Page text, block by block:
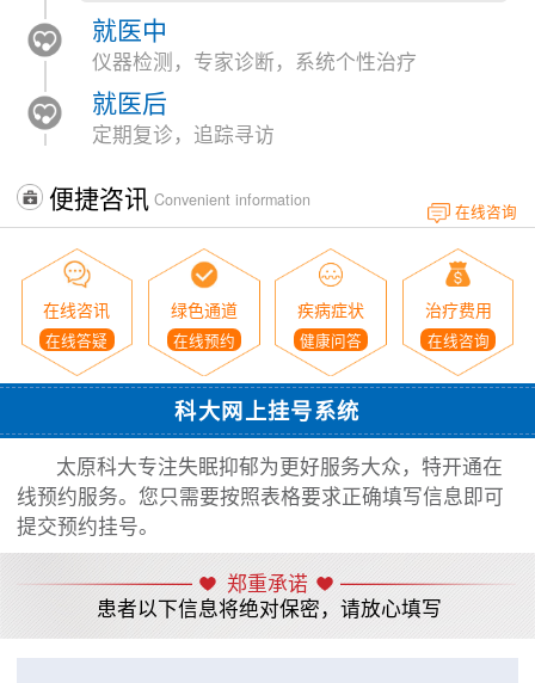
就医中
仪器检测，专家诊断，系统个性治疗
就医后
定期复诊，追踪寻访
便捷咨讯 Convenient information
在线咨询
在线咨讯
在线答疑
绿色通道
在线预约
疾病症状
健康问答
治疗费用
在线咨询
科大网上挂号系统
太原科大专注失眠抑郁为更好服务大众，特开通在
线预约服务。您只需要按照表格要求正确填写信息即可
提交预约挂号。
郑重承诺
患者以下信息将绝对保密，请放心填写